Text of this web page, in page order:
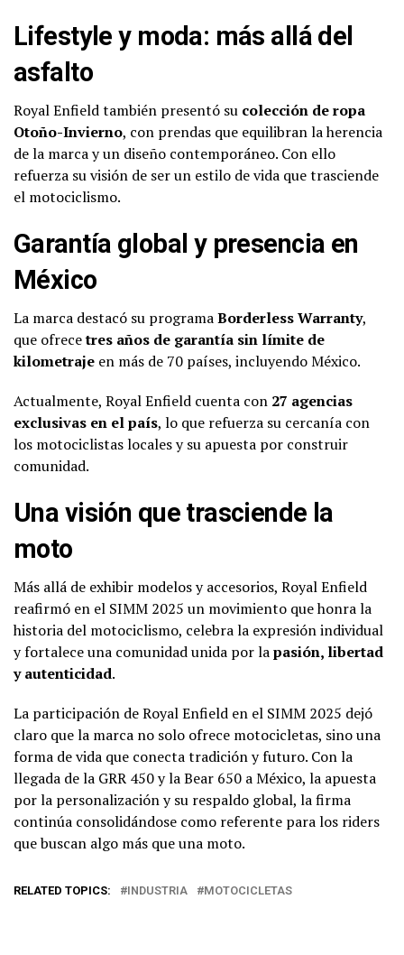
Lifestyle y moda: más allá del
asfalto
Royal Enfield también presentó su colección de ropa
Otoño-Invierno, con prendas que equilibran la herencia
de la marca y un diseño contemporáneo. Con ello
refuerza su visión de ser un estilo de vida que trasciende
el motociclismo.
Garantía global y presencia en
México
La marca destacó su programaBorderless Warranty,
que ofrecetres años de garantía sin límite de
kilometraje en más de 70 países, incluyendo México.
Actualmente, Royal Enfield cuenta con 27 agencias
exclusivas en el país, lo que refuerza su cercanía con
los motociclistas locales y su apuesta por construir
comunidad.
Una visión que trasciende la
moto
Más allá de exhibir modelos y accesorios, Royal Enfield
reafirmó en el SIMM 2025 un movimiento que honra la
historia del motociclismo, celebra la expresión individual
y fortalece una comunidad unida por lapasión, libertad
y autenticidad.
La participación de Royal Enfield en el SIMM 2025 dejó
claro que la marca no solo ofrece motocicletas, sino una
forma de vida que conecta tradición y futuro. Con la
llegada de la GRR 450 y la Bear 650 a México, la apuesta
por la personalización y su respaldo global, la firma
continúa consolidándose como referente para los riders
que buscan algo más que una moto.
RELATED TOPICS: INDUSTRIA MOTOCICLETAS